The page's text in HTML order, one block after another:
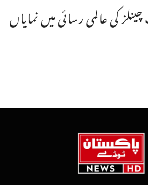
کی عالمی رسائی میں نمایاں